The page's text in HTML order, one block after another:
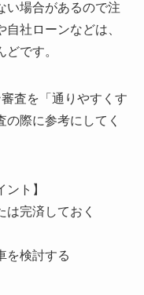
い場合があるので注
社ローンなどは、
です。
査を「通りやすくす
際に参考にしてく
ト】
は完済しておく
を検討する